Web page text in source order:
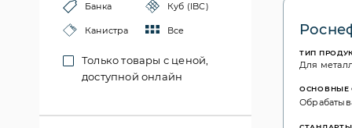
Банка Куб (IBC)
Канистра Все
Только товары с ценой,
доступной онлайн
ТИП
Для
ОСНОВНЫЕ